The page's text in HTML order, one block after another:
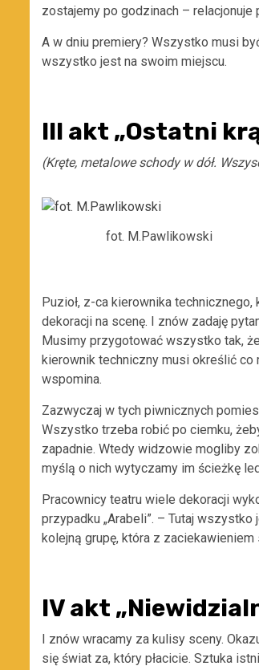
zostajemy po godzinach – relacjonuje
A w dniu premiery? Wszystko musi
wszystko jest na swoim miejscu.
III akt „Ostatni
(Kręte, metalowe schody w dół.
fot. M.Pawlikowski
Puzioł, z-ca kierownika
dekoracji na scenę. I znów zadaję
Musimy przygotować wszystko tak,
kierownik techniczny musi określić co
wspomina.
Zazwyczaj w tych piwnicznych
Wszystko trzeba robić po ciemku,
zapadnie. Wtedy widzowie mogliby
myślą o nich wytyczamy im ścieżkę
Pracownicy teatru wiele dekoracji
przypadku „Arabeli”. – Tutaj
kolejną grupę, która z
IV akt
I znów wracamy za kulisy sceny.
się świat za, który płacicie. Sztuka